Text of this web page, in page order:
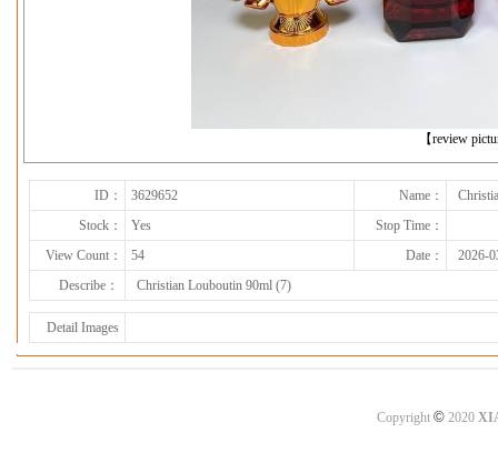
【review
ID： 3629652 Name：
Stock：
Yes
Stop Time：
View Count：
54 Date：
2026-
Describe：
Christian Louboutin 90ml (7)
Detail Images
Copyright ©2020